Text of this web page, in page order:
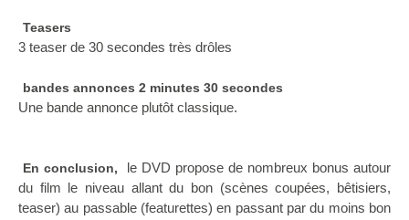
Teasers
3 teaser de 30 secondes très drôles
bandes annonces 2 minutes 30 secondes
Une bande annonce plutôt classique.
En conclusion,
le DVD propose de nombreux bonus autour
du film le niveau allant du bon (scènes coupées, bêtisiers,
teaser) au passable (featurettes) en passant par du moins bon